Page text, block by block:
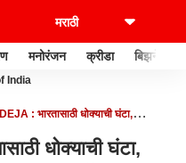
मनोरंजन क्रीडा बिझनेस
India
: भारतासाठी धोक्याची घंटा,
धोक्याची घंटा,